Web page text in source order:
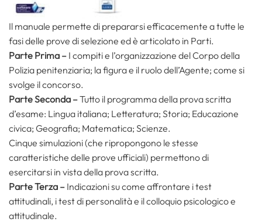
Il manuale permette di prepararsi efficacemente a tutte le
fasi delle prove di selezione ed è articolato in Parti.
Parte Prima – I compiti e l’organizzazione del Corpo della
Polizia penitenziaria; la figura e il ruolo dell’Agente; come si
svolge il concorso.
Parte Seconda –Tutto il programma della prova scritta
d’esame: Lingua italiana; Letteratura; Storia; Educazione
civica; Geografia; Matematica; Scienze.
Cinque simulazioni (che ripropongono le stesse
caratteristiche delle prove ufficiali) permettono di
esercitarsi in vista della prova scritta.
Parte Terza – Indicazioni su come affrontare i test
attitudinali, i test di personalità e il colloquio psicologico e
attitudinale.